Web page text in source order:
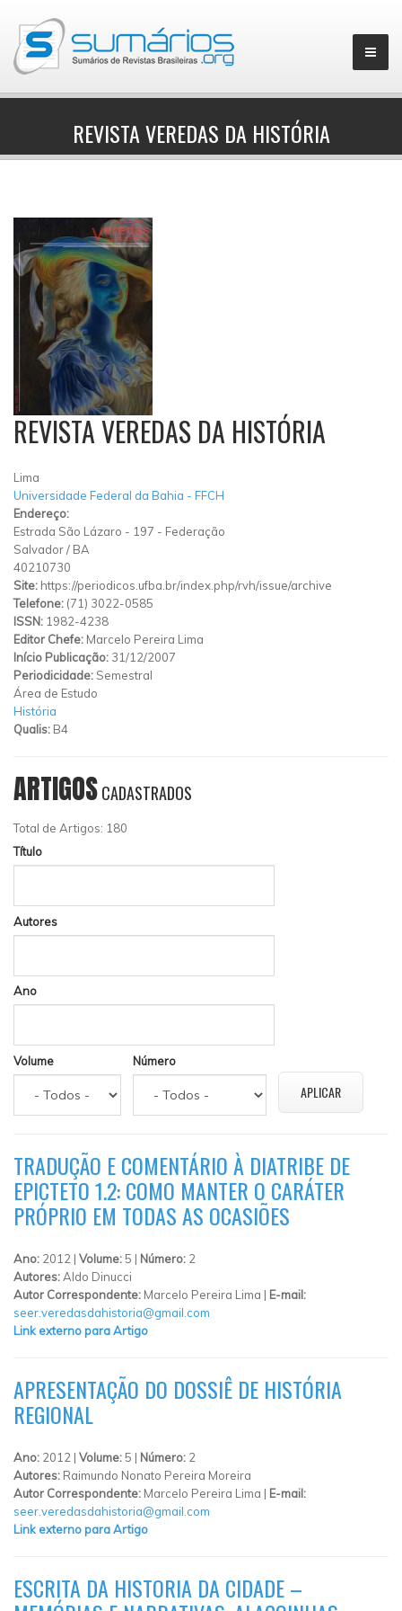
▼
REVISTA VEREDAS DA HISTÓRIA
REVISTA VEREDAS DA HISTÓRIA
Lima
Universidade Federal da Bahia - FFCH
Endereço:
Estrada São Lázaro - 197 - Federação
Salvador/ BA
40210730
Site: https://periodicos.ufba.br/index.php/rvh/issue/archive
Telefone: (71) 3022-0585
ISSN: 1982-4238
Editor Chefe: Marcelo Pereira Lima
Início Publicação: 31/12/2007
Periodicidade: Semestral
Área de Estudo
História
Qualis: B4
ARTIGOSCADASTRADOS
Total de Artigos: 180
Título
Autores
Ano
Volume Número
TRADUÇÃO E COMENTÁRIO À DIATRIBE DE
EPICTETO 1.2: COMO MANTER O CARÁTER
PRÓPRIO EM TODAS AS OCASIÕES
Ano: 2012 | Volume:5 | Número: 2
Autores:Aldo Dinucci
Autor Correspondente: Marcelo Pereira Lima | E-mail:
seer.veredasdahistoria@gmail.com
Link externo para Artigo
APRESENTAÇÃO DO DOSSIÊ DE HISTÓRIA
REGIONAL
Ano: 2012 | Volume:5 | Número: 2
Autores: Raimundo Nonato Pereira Moreira
Autor Correspondente: Marcelo Pereira Lima | E-mail:
seer.veredasdahistoria@gmail.com
Link externo para Artigo
ESCRITA DA HISTORIA DA CIDADE –